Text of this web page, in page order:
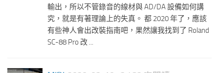
輸出，所以不管錄音的線材與 AD/DA 設備如何講
究，就是有著理論上的失真。 都 2020 年了，應該
有些神人會出改裝指南吧，果然讓我找到了 Roland
SC-88 Pro 改 ...